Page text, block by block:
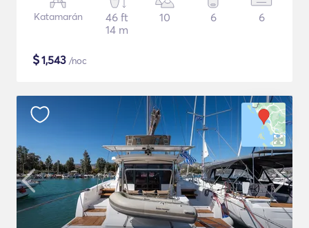
Katamarán
46 ft
14 m
10 6 6
$1,543 /noc